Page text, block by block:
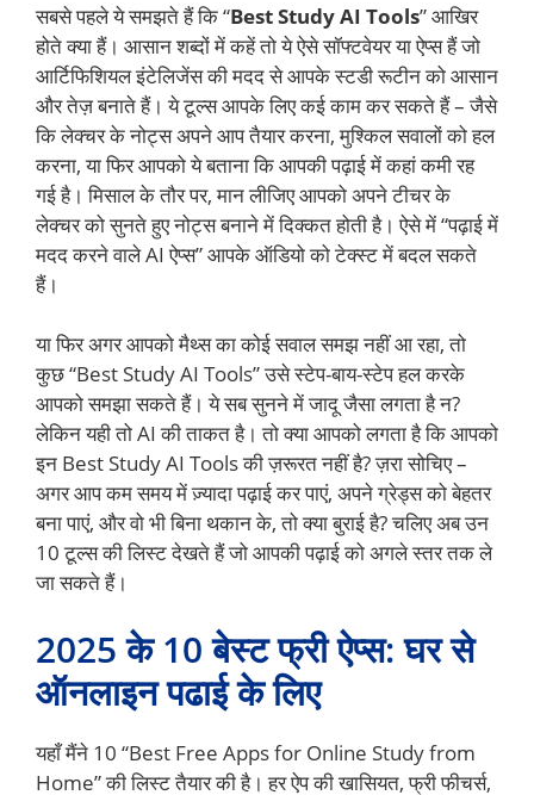
सबसे पहले ये समझते हैं कि “Best Study AI Tools” आखिर
होते क्या हैं। आसान शब्दों में कहें तो ये ऐसे सॉफ्टवेयर या ऐप्स हैं जो
आर्टिफिशियल इंटेलिजेंस की मदद से आपके स्टडी रूटीन को आसान
और तेज़ बनाते हैं। ये टूल्स आपके लिए कई काम कर सकते हैं – जैसे
कि लेक्चर के नोट्स अपने आप तैयार करना, मुश्किल सवालों को हल
करना, या फिर आपको ये बताना कि आपकी पढ़ाई में कहां कमी रह
गई है। मिसाल के तौर पर, मान लीजिए आपको अपने टीचर के
लेक्चर को सुनते हुए नोट्स बनाने में दिक्कत होती है। ऐसे में “पढ़ाई में
मदद करने वाले AI ऐप्स” आपके ऑडियो को टेक्स्ट में बदल सकते
हैं।
या फिर अगर आपको मैथ्स का कोई सवाल समझ नहीं आ रहा, तो
कुछ “Best Study AI Tools” उसे स्टेप-बाय-स्टेप हल करके
आपको समझा सकते हैं। ये सब सुनने में जादू जैसा लगता है न?
लेकिन यही तो AI की ताकत है। तो क्या आपको लगता है कि आपको
इन Best Study AI Tools की ज़रूरत नहीं है? ज़रा सोचिए –
अगर आप कम समय में ज़्यादा पढ़ाई कर पाएं, अपने ग्रेड्स को बेहतर
बना पाएं, और वो भी बिना थकान के, तो क्या बुराई है? चलिए अब उन
10 टूल्स की लिस्ट देखते हैं जो आपकी पढ़ाई को अगले स्तर तक ले
जा सकते हैं।
2025 के 10 बेस्ट फ्री ऐप्स: घर से
ऑनलाइन पढाई के लिए
यहाँ मैंने 10 “Best Free Apps for Online Study from
Home” की लिस्ट तैयार की है। हर ऐप की खासियत, फ्री फीचर्स,